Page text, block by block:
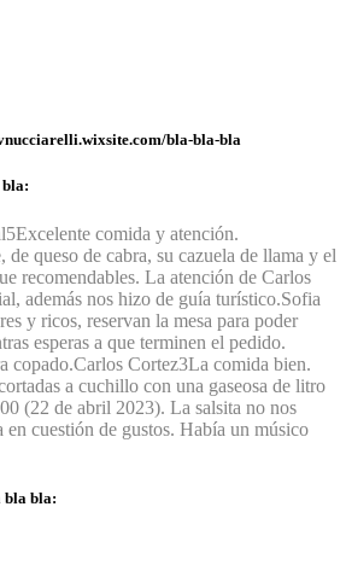
bla-bla-bla
bla:
5Excelente comida y atención.
de queso de cabra, su cazuela de llama y el
recomendables. La atención de Carlos
además nos hizo de guía turístico.Sofia
y ricos, reservan la mesa para poder
esperas a que terminen el pedido.
copado.Carlos Cortez3La comida bien.
a cuchillo con una gaseosa de litro
(22 de abril 2023). La salsita no nos
en cuestión de gustos. Había un músico
bla bla: